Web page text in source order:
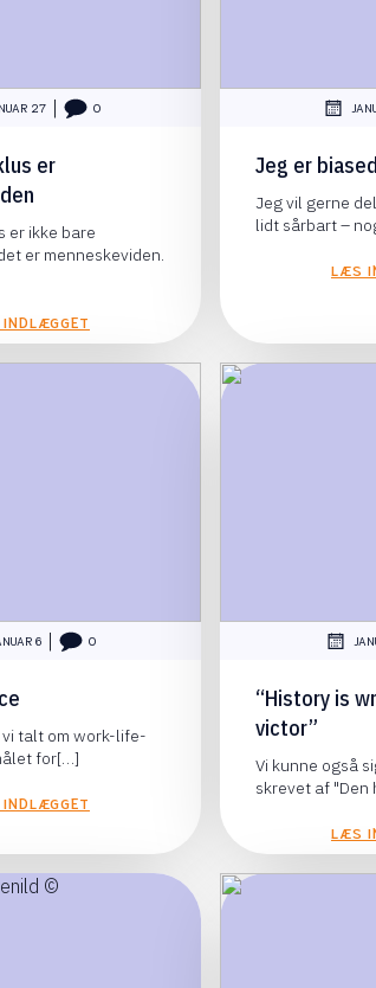
27 | 0
er
er ikke bare
er menneskeviden.
Jeg er
Jeg vil gerne
lidt sårbart –
LÆS
6 | 0
talt om work-life-
for[…]
“History is
victor”
Vi kunne også
skrevet af
LÆS